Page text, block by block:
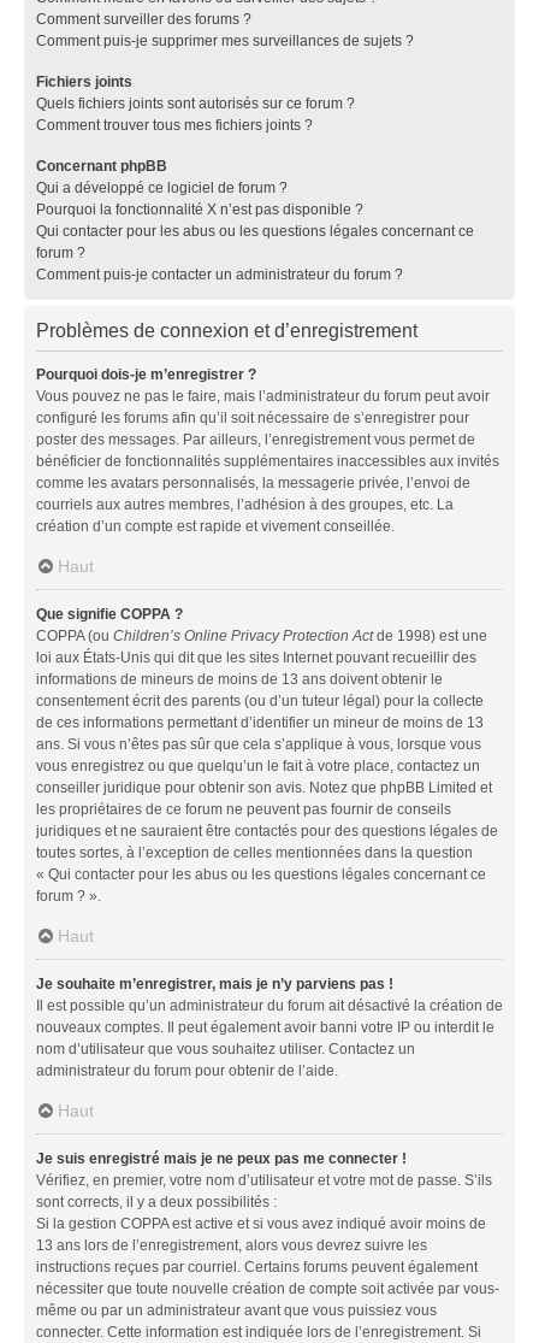
Comment surveiller des forums ?
Comment puis-je supprimer mes surveillances de sujets ?
Fichiers joints
Quels fichiers joints sont autorisés sur ce forum ?
Comment trouver tous mes fichiers joints ?
Concernant phpBB
Qui a développé ce logiciel de forum ?
Pourquoi la fonctionnalité X n’est pas disponible ?
Qui contacter pour les abus ou les questions légales concernant ce
forum ?
Comment puis-je contacter un administrateur du forum ?
Problèmes de connexion et d’enregistrement
Pourquoi dois-je m’enregistrer ?
Vous pouvez ne pas le faire, mais l’administrateur du forum peut avoir
configuré les forums afin qu’il soit nécessaire de s’enregistrer pour
poster des messages. Par ailleurs, l’enregistrement vous permet de
bénéficier de fonctionnalités supplémentaires inaccessibles aux invités
comme les avatars personnalisés, la messagerie privée, l’envoi de
courriels aux autres membres, l’adhésion à des groupes, etc. La
création d’un compte est rapide et vivement conseillée.
Haut
Que signifie COPPA ?
COPPA (ou Children’s Online Privacy Protection Actde 1998) est une
loi aux États-Unis qui dit que les sites Internet pouvant recueillir des
informations de mineurs de moins de 13 ans doivent obtenir le
consentement écrit des parents (ou d’un tuteur légal) pour la collecte
de ces informations permettant d’identifier un mineur de moins de 13
ans. Si vous n’êtes pas sûr que cela s’applique à vous, lorsque vous
vous enregistrez ou que quelqu’un le fait à votre place, contactez un
conseiller juridique pour obtenir son avis. Notez que phpBB Limited et
les propriétaires de ce forum ne peuvent pas fournir de conseils
juridiques et ne sauraient être contactés pour des questions légales de
toutes sortes, à l’exception de celles mentionnées dans la question
« Qui contacter pour les abus ou les questions légales concernant ce
forum ? ».
Haut
Je souhaite m’enregistrer, mais je n’y parviens pas !
Il est possible qu’un administrateur du forum ait désactivé la création de
nouveaux comptes. Il peut également avoir banni votre IP ou interdit le
nom d’utilisateur que vous souhaitez utiliser. Contactez un
administrateur du forum pour obtenir de l’aide.
Haut
Je suis enregistré mais je ne peux pas me connecter !
Vérifiez, en premier, votre nom d’utilisateur et votre mot de passe. S’ils
sont corrects, il y a deux possibilités :
Si la gestion COPPA est active et si vous avez indiqué avoir moins de
13 ans lors de l’enregistrement, alors vous devrez suivre les
instructions reçues par courriel. Certains forums peuvent également
nécessiter que toute nouvelle création de compte soit activée par vous-
même ou par un administrateur avant que vous puissiez vous
connecter. Cette information est indiquée lors de l’enregistrement. Si